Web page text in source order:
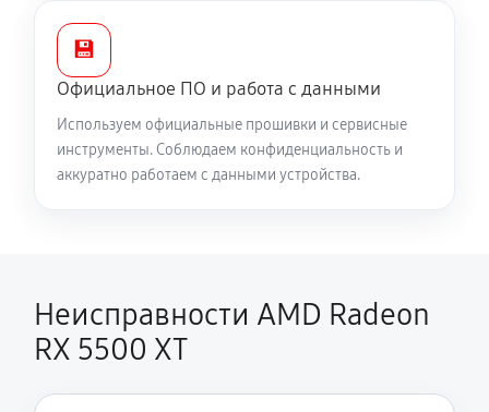
💾
Официальное ПО и работа с данными
Используем официальные прошивки и сервисные
инструменты. Соблюдаем конфиденциальность и
аккуратно работаем с данными устройства.
Неисправности AMD Radeon
RX 5500 XT